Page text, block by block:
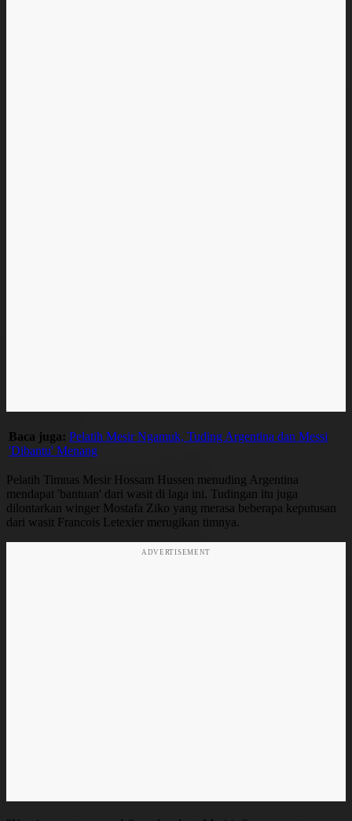
Baca juga: Pelatih Mesir Ngamuk, Tuding Argentina dan Messi
'Dibantu' Menang
Pelatih Timnas Mesir Hossam Hussen menuding Argentina
mendapat 'bantuan' dari wasit di laga ini. Tudingan itu juga
dilontarkan winger Mostafa Ziko yang merasa beberapa keputusan
dari wasit Francois Letexier merugikan timnya.
ADVERTISEMENT